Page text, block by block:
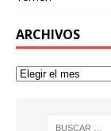
ARCHIVOS